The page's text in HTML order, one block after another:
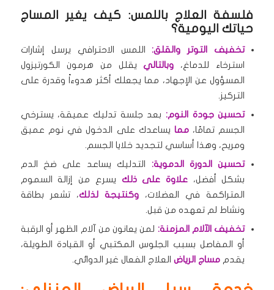
فلسفة العلاج باللمس: كيف يغير المساج
حياتك اليومية؟
تخفيف التوتر والقلق:اللمس الاحترافي يرسل إشارات
استرخاء للدماغ، وبالتالييقلل من هرمون الكورتيزول
المسؤول عن الإجهاد، مما يجعلك أكثر هدوءاً وقدرة على
التركيز.
تحسين جودة النوم:بعد جلسة تدليك عميقة، يسترخي
الجسم تمامًا،مما يساعدك على الدخول في نوم عميق
ومريح، وهذا أساسي لتجديد خلايا الجسم.
تحسين الدورة الدموية: التدليك يساعد على ضخ الدم
بشكل أفضل،علاوة على ذلك يسرع من إزالة السموم
المتراكمة في العضلات، وكنتيجة لذلك، تشعر بطاقة
ونشاط لم تعهده من قبل.
تخفيف الآلام المزمنة: لمن يعانون من آلام الظهر أو الرقبة
أو المفاصل بسبب الجلوس المكتبي أو القيادة الطويلة،
يقدم مساج الرياضالعلاج الفعال غير الدوائي.